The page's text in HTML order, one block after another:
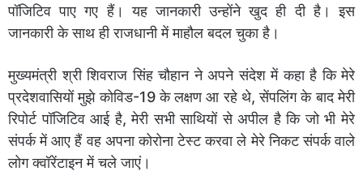
पॉजिटिव पाए गए हैं। यह जानकारी उन्होंने खुद ही दी है। इस
जानकारी के साथ ही राजधानी में माहौल बदल चुका है।
मुख्यमंत्री श्री शिवराज सिंह चौहान ने अपने संदेश में कहा है कि मेरे
प्रदेशवासियों मुझे कोविड-19 के लक्षण आ रहे थे, सेंपलिंग के बाद मेरी
रिपोर्ट पॉजिटिव आई है, मेरी सभी साथियों से अपील है कि जो भी मेरे
संपर्क में आए हैं वह अपना कोरोना टेस्ट करवा ले मेरे निकट संपर्क वाले
लोग क्वॉरेंटाइन में चले जाएं।